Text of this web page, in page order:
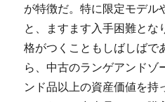
が特徴だ。特に限定モデル
と、ますます入手困難とな
格がつくこともしばしばで
ら、中古のランゲアンドゾ
ンド品以上の資産価値を持